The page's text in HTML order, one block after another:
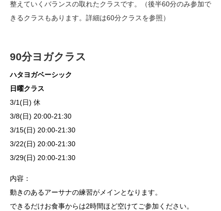
整えていくバランスの取れたクラスです。（後半60分のみ参加で
きるクラスもあります。詳細は60分クラスを参照）
90分ヨガクラス
ハタヨガベーシック
日曜クラス
3/1(日) 休
3/8(日) 20:00-21:30
3/15(日) 20:00-21:30
3/22(日) 20:00-21:30
3/29(日) 20:00-21:30
内容：
動きのあるアーサナの練習がメインとなります。
できるだけお食事からは2時間ほど空けてご参加ください。